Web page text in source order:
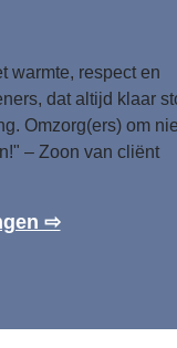
warmte, respect en
dat altijd klaar
Omzorg(ers) om
– Zoon van cliënt
⇨